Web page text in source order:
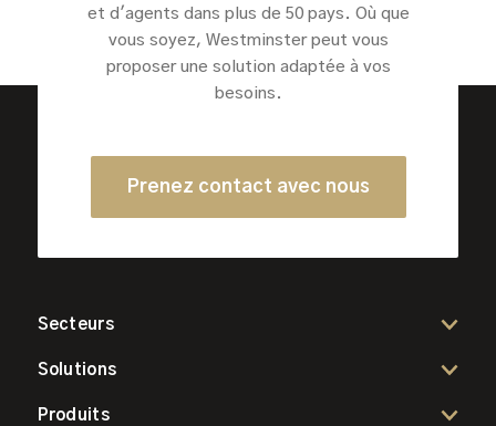
et d'agents dans plus de 50 pays. Où que
vous soyez, Westminster peut vous
proposer une solution adaptée à vos
besoins.
Prenez contact avec nous
Secteurs
Solutions
Produits